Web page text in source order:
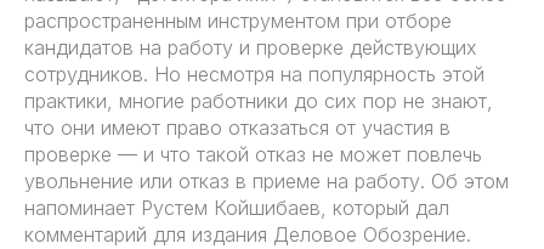
распространенным инструментом при отборе
кандидатов на работу и проверке действующих
сотрудников. Но несмотря на популярность этой
практики, многие работники до сих пор не знают,
что они имеют право отказаться от участия в
проверке — и что такой отказ не может повлечь
увольнение или отказ в приеме на работу. Об этом
напоминает Рустем Койшибаев, который дал
комментарий для издания Деловое Обозрение.